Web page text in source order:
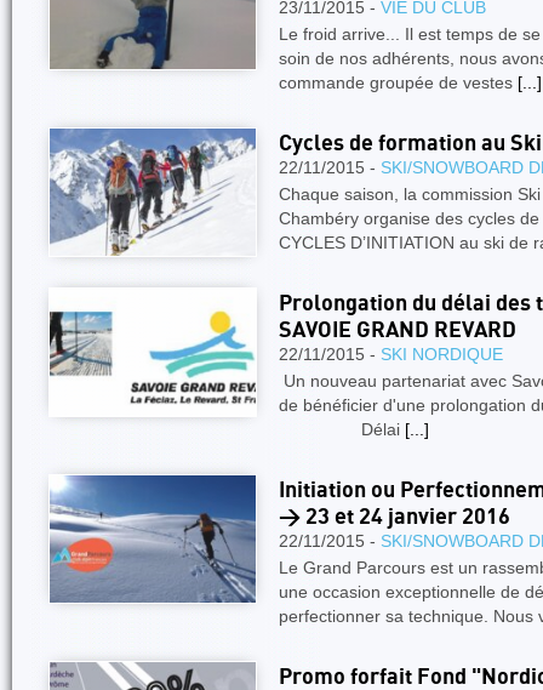
23/11/2015 - VIE DU CLUB
Le froid arrive... Il est temps de
soin de nos adhérents, nous
commande groupée de vestes [...]
Cycles de formation au
22/11/2015 - SKI/SNOWBOARD
Chaque saison, la commission
Chambéry organise des cycles
CYCLES D’INITIATION au ski de
Prolongation du délai
SAVOIE GRAND REVARD
22/11/2015 - SKI NORDIQUE
Un nouveau partenariat avec
de bénéficier d'une prolongation
Délai [...]
Initiation ou
> 23 et 24 janvier 2016
22/11/2015 - SKI/SNOWBOARD
Le Grand Parcours est un
une occasion exceptionnelle de
perfectionner sa technique. Nous
Promo forfait Fond